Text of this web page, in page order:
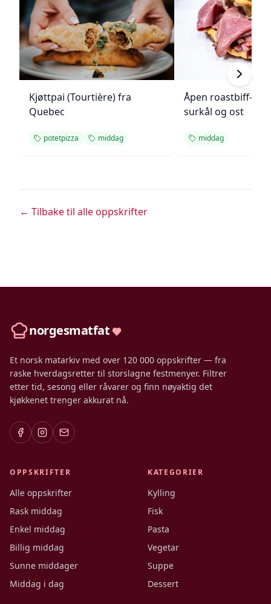
Kjøttpai (Tourtière) fra
Quebec
potetpizza middag
Åpen roastbiff-
surkål og ost
middag
← Tilbake til alle oppskrifter
norgesmatfat
Et norsk matarkiv med over 120 000 oppskrifter — fra
raske hverdagsretter til storslagne festmenyer. Filtrer
etter tid, sesong eller råvarer og finn nøyaktig det
kjøkkenet trenger akkurat nå.
OPPSKRIFTER
Alle oppskrifter
Rask middag
Enkel middag
Billig middag
Sunne middager
Middag i dag
KATEGORIER
Kylling
Fisk
Pasta
Vegetar
Suppe
Dessert